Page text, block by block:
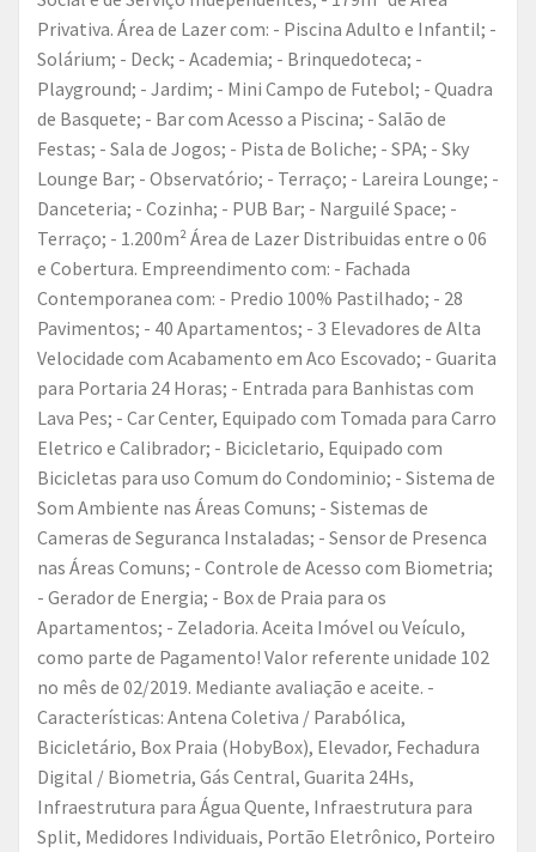
Privativa. Área de Lazer com: - Piscina Adulto e Infantil; -
Solárium; - Deck; - Academia; - Brinquedoteca; -
Playground; - Jardim; - Mini Campo de Futebol; - Quadra
de Basquete; - Bar com Acesso a Piscina; - Salão de
Festas; - Sala de Jogos; - Pista de Boliche; - SPA; - Sky
Lounge Bar; - Observatório; - Terraço; - Lareira Lounge; -
Danceteria; - Cozinha; - PUB Bar; - Narguilé Space; -
Terraço; - 1.200m² Área de Lazer Distribuidas entre o 06
e Cobertura. Empreendimento com: - Fachada
Contemporanea com: - Predio 100% Pastilhado; - 28
Pavimentos; - 40 Apartamentos; - 3 Elevadores de Alta
Velocidade com Acabamento em Aco Escovado; - Guarita
para Portaria 24 Horas; - Entrada para Banhistas com
Lava Pes; - Car Center, Equipado com Tomada para Carro
Eletrico e Calibrador; - Bicicletario, Equipado com
Bicicletas para uso Comum do Condominio; - Sistema de
Som Ambiente nas Áreas Comuns; - Sistemas de
Cameras de Seguranca Instaladas; - Sensor de Presenca
nas Áreas Comuns; - Controle de Acesso com Biometria;
- Gerador de Energia; - Box de Praia para os
Apartamentos; - Zeladoria. Aceita Imóvel ou Veículo,
como parte de Pagamento! Valor referente unidade 102
no mês de 02/2019. Mediante avaliação e aceite. -
Características: Antena Coletiva / Parabólica,
Bicicletário, Box Praia (HobyBox), Elevador, Fechadura
Digital / Biometria, Gás Central, Guarita 24Hs,
Infraestrutura para Água Quente, Infraestrutura para
Split, Medidores Individuais, Portão Eletrônico, Porteiro